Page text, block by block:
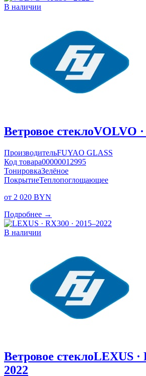
В наличии
Ветровое стеклоVOLVO ·
ПроизводительFUYAO GLASS
Код товара00000012995
ТонировкаЗелёное
ПокрытиеТеплопоглощающее
от 2 020 BYN
Подробнее →
В наличии
Ветровое стеклоLEXUS ·
2022